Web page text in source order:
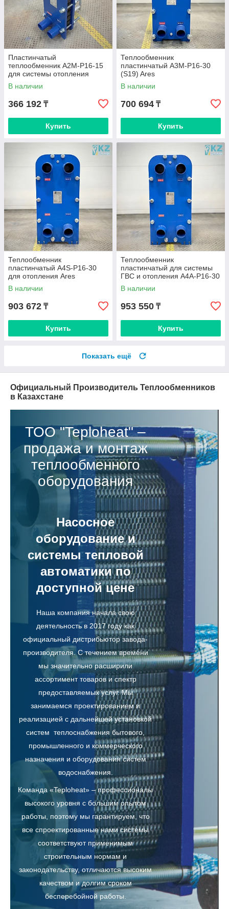
Пластинчатый
теплообменник A2M-P16-15
для системы отопления
В наличии
366 192 ₸
Купить
Теплообменник
пластинчатый A3M-P16-30
(S19) Ares
В наличии
700 694 ₸
Купить
Теплообменник
пластинчатый A4S-P16-30
для отопления Ares
В наличии
903 672 ₸
Купить
Теплообменник
пластинчатый для системы
ГВС и отопления A4A-Р16-30
(S22) Ares
В наличии
953 550 ₸
Купить
Показать ещё
Официальный Производитель Теплообменников
в Казахстане
ТОО "Teploheat" –
продажа и монтаж
теплообменного
оборудования
Насосное
оборудование и
системы тепловой
автоматики по
доступной цене
Наша компания начала свою
деятельность в 2017 году как
официальный дистрибьютор завода-
производителя. С течением времени
мы значительно расширили
ассортимент товаров и спектр
предоставляемых услуг. Мы
занимаемся проектированием и
реализацией с дальнейшей установкой
систем теплоснабжения бытового,
промышленного и коммерческого
назначения и оборудования систем
водоснабжения.
Команда «Teploheat» – профессионалы
высокого уровня с большим опытом
работы, поэтому мы гарантируем, что
все спроектированные нами системы
соответствуют применимым
строительным нормам и
законодательству, отличаются высоким
качеством и долгим сроком
бесперебойной работы.